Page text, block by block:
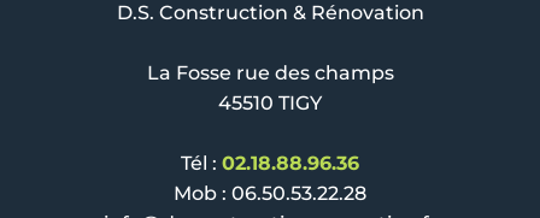
D.S. Construction & Rénovation
La Fosse rue des champs
45510 TIGY
Tél : 02.18.88.96.36
Mob : 06.50.53.22.28